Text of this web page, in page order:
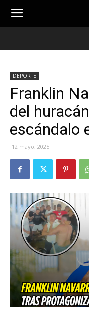
DEPORTE
Franklin
del
escándalo
12 mayo, 2025